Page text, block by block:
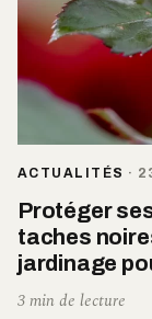
ACTUALITÉS ·
Protéger
taches
jardinage
3 min de lecture